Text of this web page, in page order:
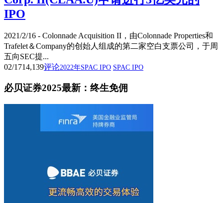
IPO
2021/2/16 - Colonnade Acquisition II，由Colonnade Properties和
Trafelet＆Company的创始人组成的第二家空白支票公司，于周
五向SEC提...
02/1714,139评论2022年SPAC IPO SPAC IPO
必贝证券2025最新：终生免佣